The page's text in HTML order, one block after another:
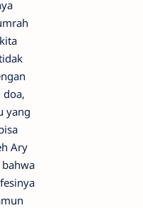
doa,
yang
Ary